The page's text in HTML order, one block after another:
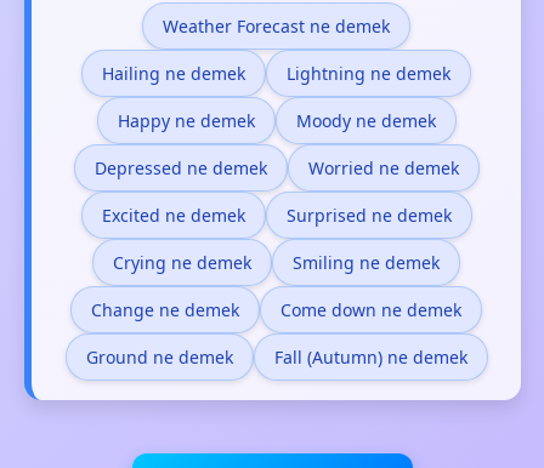
Weather Forecast ne demek
Hailing ne demek Lightning ne demek
Happy ne demek Moody ne demek
Depressed ne demek Worried ne demek
Excited ne demek Surprised ne demek
Crying ne demek Smiling ne demek
Change ne demek Come down ne demek
Ground ne demek Fall (Autumn) ne demek